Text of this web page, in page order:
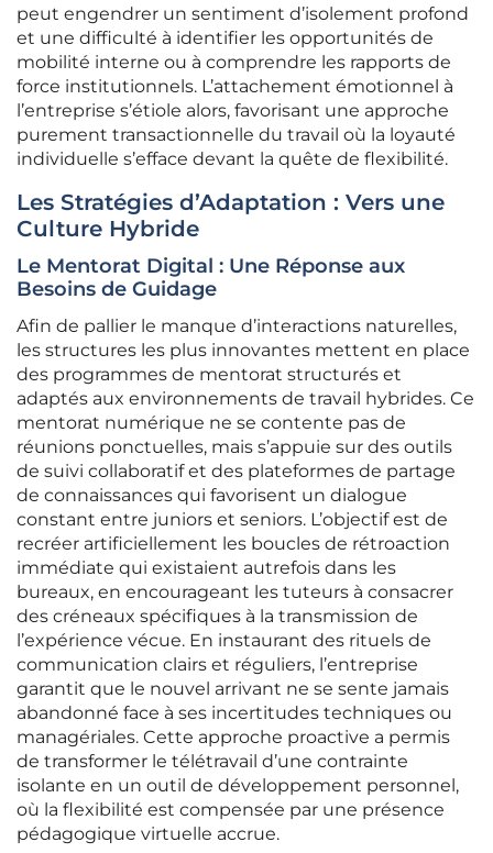
peut engendrer un sentiment d’isolement profond
et une difficulté à identifier les opportunités de
mobilité interne ou à comprendre les rapports de
force institutionnels. L’attachement émotionnel à
l’entreprise s’étiole alors, favorisant une approche
purement transactionnelle du travail où la loyauté
individuelle s’efface devant la quête de flexibilité.
Les Stratégies d’Adaptation : Vers une
Culture Hybride
Le Mentorat Digital : Une Réponse aux
Besoins de Guidage
Afin de pallier le manque d’interactions naturelles,
les structures les plus innovantes mettent en place
des programmes de mentorat structurés et
adaptés aux environnements de travail hybrides. Ce
mentorat numérique ne se contente pas de
réunions ponctuelles, mais s’appuie sur des outils
de suivi collaboratif et des plateformes de partage
de connaissances qui favorisent un dialogue
constant entre juniors et seniors. L’objectif est de
recréer artificiellement les boucles de rétroaction
immédiate qui existaient autrefois dans les
bureaux, en encourageant les tuteurs à consacrer
des créneaux spécifiques à la transmission de
l’expérience vécue. En instaurant des rituels de
communication clairs et réguliers, l’entreprise
garantit que le nouvel arrivant ne se sente jamais
abandonné face à ses incertitudes techniques ou
managériales. Cette approche proactive a permis
de transformer le télétravail d’une contrainte
isolante en un outil de développement personnel,
où la flexibilité est compensée par une présence
pédagogique virtuelle accrue.